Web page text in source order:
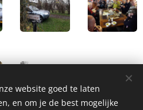
website goed te laten
en om je de best mogelijke